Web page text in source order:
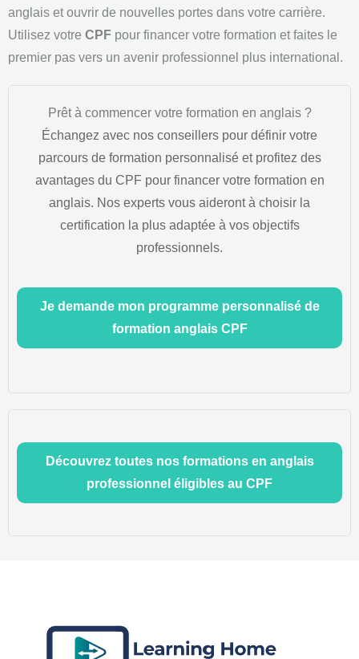
anglais et ouvrir de nouvelles portes dans votre carrière.
Utilisez votre CPF pour financer votre formation et faites le
premier pas vers un avenir professionnel plus international.
Prêt à commencer votre formation en anglais ?
Échangez avec nos conseillers pour définir votre
parcours de formation personnalisé et profitez des
avantages du CPF pour financer votre formation en
anglais. Nos experts vous aideront à choisir la
certification la plus adaptée à vos objectifs
professionnels.
Je demande mon programme personnalisé de
formation anglais CPF
Découvrez toutes nos formations en anglais
professionnel éligibles au CPF